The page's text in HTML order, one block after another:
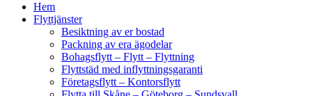
Hem
Flyttjänster
Besiktning av er bostad
Packning av era ägodelar
Bohagsflytt – Flytt – Flyttning
Flyttstäd med inflyttningsgaranti
Företagsflytt – Kontorsflytt